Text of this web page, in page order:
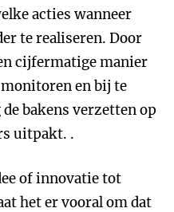
acties wanneer
te realiseren. Door
cijfermatige manier
en bij te
bakens verzetten op
uitpakt. .
of innovatie tot
het er vooral om dat